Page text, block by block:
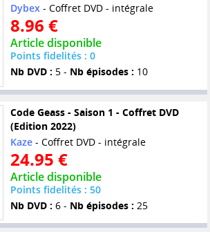
Dybex- Coffret DVD - intégrale
8.96 €
Article disponible
Points fidelités : 0
Nb DVD : 5 - Nb épisodes : 10
Code Geass - Saison 1 - Coffret DVD
(Edition 2022)
Kaze- Coffret DVD - intégrale
24.95 €
Article disponible
Points fidelités : 50
Nb DVD : 6 - Nb épisodes : 25